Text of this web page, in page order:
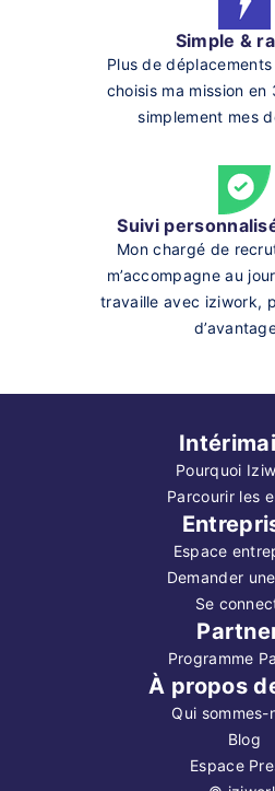
Simple &
Plus de
choisis ma mission
simplement mes
Suivi
Mon chargé de
m’accompagne au
travaille avec iziwork,
Pourquoi
Parcourir les
Espace
Demander
Se
Programme
À propos
Qui sommes-
Blog
Espace